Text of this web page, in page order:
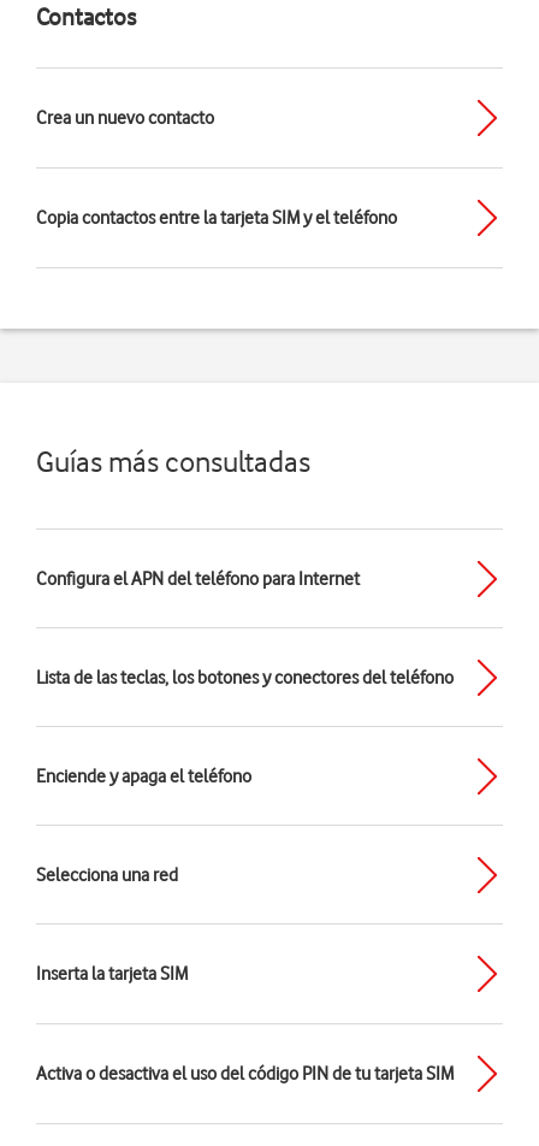
Contactos
Crea un nuevo contacto
Copia contactos entre la tarjeta SIM y el teléfono
Guías más consultadas
Configura el APN del teléfono para Internet
Lista de las teclas, los botones y conectores del teléfono
Enciende y apaga el teléfono
Selecciona una red
Inserta la tarjeta SIM
Activa o desactiva el uso del código PIN de tu tarjeta SIM